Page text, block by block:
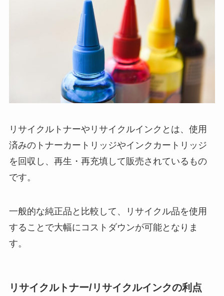
リサイクルトナーやリサイクルインクとは、使用
済みのトナーカートリッジやインクカートリッジ
を回収し、再生・再充填して販売されているもの
です。
一般的な純正品と比較して、リサイクル品を使用
することで大幅にコストダウンが可能となりま
す。
リサイクルトナー/リサイクルインクの利点